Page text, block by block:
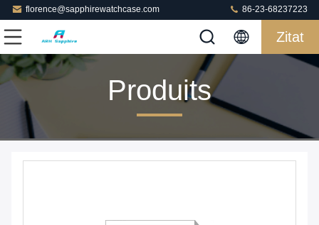
florence@sapphirewatchcase.com 86-23-68237223
Zitat
Produits